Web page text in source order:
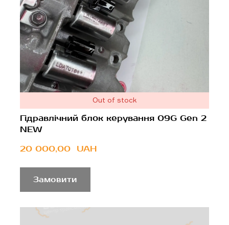
Out of stock
Гідравлічний блок керування 09G Gen 2
NEW
20 000,00  UAH
Замовити